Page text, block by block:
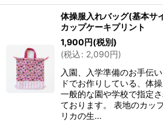
体操服入れバッグ(基本サ
カップケーキプリント
1,900円(税別)
(税込: 2,090円)
入園、入学準備のお手伝
ドでお作りしている、体
一般的な園や学校で指定
ております。 表地のカッ
リカの生…